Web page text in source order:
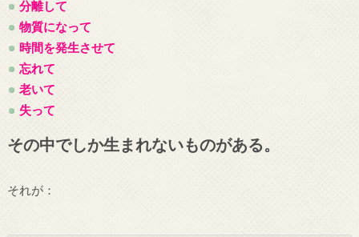
分離して
物質になって
時間を発生させて
忘れて
老いて
失って
その中でしか生まれないものがある。
それが：